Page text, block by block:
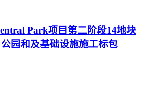
Park项目第二阶段14地块
园和及基础设施施工标包